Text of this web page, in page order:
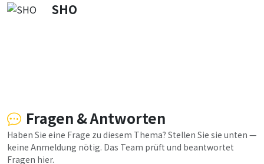
SHO
Fragen & Antworten
Haben Sie eine Frage zu diesem Thema? Stellen Sie sie unten —
keine Anmeldung nötig. Das Team prüft und beantwortet
Fragen hier.